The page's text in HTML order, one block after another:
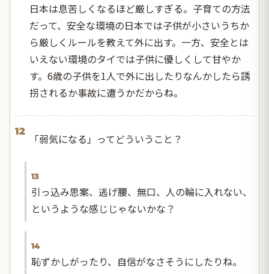
日本は息苦しくなるほど厳しすぎる。子育ての方法
だって、安全な環境の日本では子供が小さいうちか
ら厳しくルールを教えて外に出す。一方、安全とは
いえない環境のタイでは子供に優しくして甘やか
す。6歳の子供を1人で外に出したりなんかしたら誘
拐されるか事故に遭うかだからね。
12
「弱気になる」ってどういうこと？
13
引っ込み思案、逃げ腰、無口、人の輪に入れない、
というような感じじゃないかな？
14
恥ずかしがったり、自信がなさそうにしたりね。